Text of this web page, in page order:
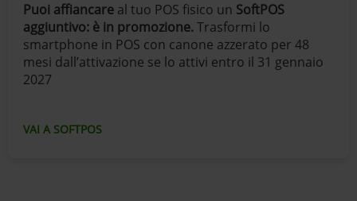
Puoi affiancare al tuo POS fisico un SoftPOS
aggiuntivo: è in promozione.Trasformi lo
smartphone in POS con canone azzerato per 48
mesi dall’attivazione se lo attivi entro il 31 gennaio
2027
VAI A SOFTPOS